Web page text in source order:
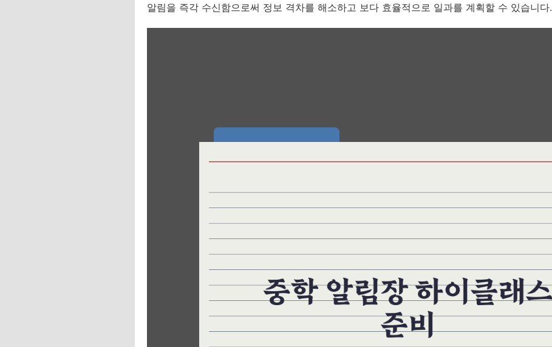
알림을 즉각 수신함으로써 정보 격차를 해소하고 보다 효율적으로 일과를 계획할 수 있습니다.